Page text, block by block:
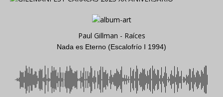
Paul Gillman - Raíces
Nada es Eterno (Escalofrío I 1994)